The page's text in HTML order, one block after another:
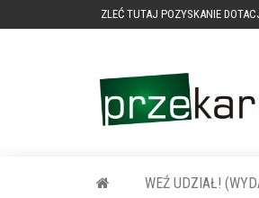
ZLEĆ TUTAJ POZYSKANIE
WEŹ UDZIAŁ!